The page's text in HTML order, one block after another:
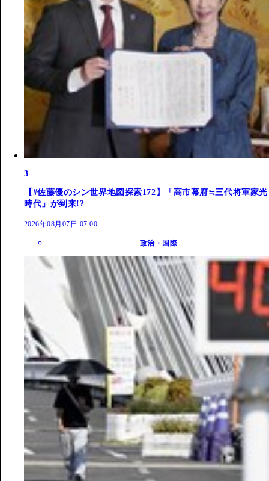
3
【#佐藤優のシン世界地図探索172】「高市幕府≒三代将軍家光
時代」が到来!?
2026年08月07日 07:00
政治・国際